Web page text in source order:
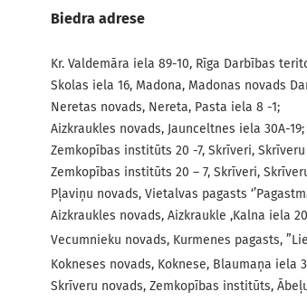
Biedra adrese
Kr. Valdemāra iela 89-10, Rīga Darbības
Skolas iela 16, Madona, Madonas novads
Neretas novads, Nereta, Pasta iela 8 -1;
Aizkraukles novads, Jaunceltnes iela 30A-19;
Zemkopības institūts 20 -7, Skrīveri,
Zemkopības institūts 20 – 7, Skrīveri,
Pļaviņu novads, Vietalvas pagasts
Aizkraukles novads, Aizkraukle ,Kalna iela
Vecumnieku novads, Kurmenes pagasts,
Kokneses novads, Koknese, Blaumaņa iela
Skrīveru novads, Zemkopības institūts,